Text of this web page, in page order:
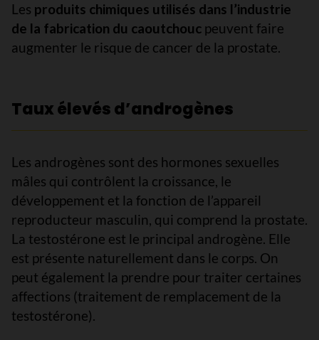
Les produits chimiques utilisés dans l’industrie
de la fabrication du caoutchouc peuvent faire
augmenter le risque de cancer de la prostate.
Taux élevés d’androgènes
Les androgènes sont des hormones sexuelles
mâles qui contrôlent la croissance, le
développement et la fonction de l’appareil
reproducteur masculin, qui comprend la prostate.
La testostérone est le principal androgène. Elle
est présente naturellement dans le corps. On
peut également la prendre pour traiter certaines
affections (traitement de remplacement de la
testostérone).